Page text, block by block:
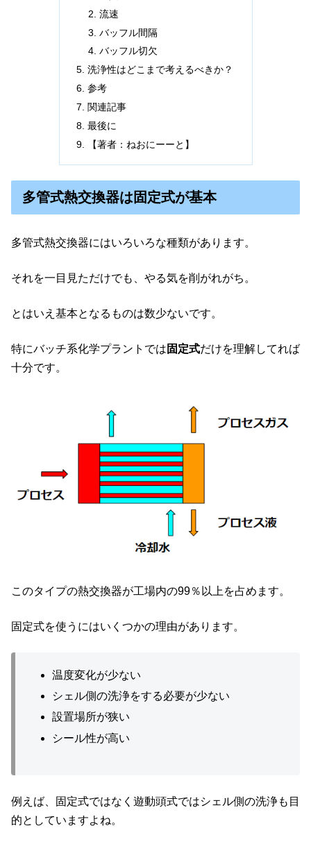
流速
バッフル間隔
バッフル切欠
洗浄性はどこまで考えるべきか？
参考
関連記事
最後に
【著者：ねおにーーと】
多管式熱交換器は固定式が基本
多管式熱交換器にはいろいろな種類があります。
それを一目見ただけでも、やる気を削がれがち。
とはいえ基本となるものは数少ないです。
特にバッチ系化学プラントでは 固定式だけを理解してれば
十分です。
このタイプの熱交換器が工場内の99％以上を占めます。
固定式を使うにはいくつかの理由があります。
温度変化が少ない
シェル側の洗浄をする必要が少ない
設置場所が狭い
シール性が高い
例えば、固定式ではなく遊動頭式ではシェル側の洗浄も目
的としていますよね。